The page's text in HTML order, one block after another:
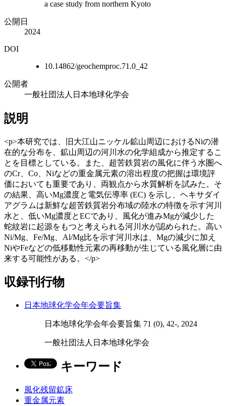
a case study from northern Kyoto
公開日
2024
DOI
10.14862/geochemproc.71.0_42
公開者
一般社団法人日本地球化学会
説明
<p>本研究では、旧大江山ニッケル鉱山周辺におけるNiの潜
在的な分布を、鉱山周辺の河川水の化学組成から推定するこ
とを目標としている。また、超苦鉄質岩の風化に伴う水圏へ
のCr、Co、Niなどの重金属元素の溶出程度の把握は環境評
価においても重要であり、両観点から水質解析を試みた。そ
の結果、高いMg濃度と電気伝導率 (EC) を示し、ヘキサダイ
アグラムは新鮮な超苦鉄質岩分布域の陸水の特徴を示す河川
水と、低いMg濃度とECであり、風化が進みMgが減少した
蛇紋岩に起源をもつと考えられる河川水が認められた。高い
Ni/Mg、Fe/Mg、Al/Mg比を示す河川水は、Mgの減少に加え
NiやFeなどの低移動性元素の再移動が生じている風化層に由
来する可能性がある。</p>
収録刊行物
日本地球化学会年会要旨集
日本地球化学会年会要旨集 71 (0), 42-, 2024
一般社団法人日本地球化学会
キーワード
風化残留鉱床
重金属元素